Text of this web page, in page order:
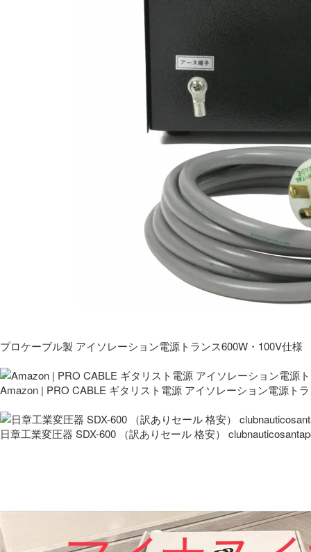
プロケーブル製 アイソレーション電源トランス600W・100V仕様
Amazon | PRO CABLE ギタリスト電源 アイソレーション電源ト
日章工業変圧器 SDX-600 （訳ありセール 格安）